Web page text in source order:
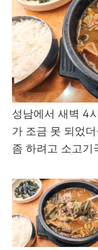
성남에서 새벽 4
가 조금 못 되었
좀 하려고 소고기